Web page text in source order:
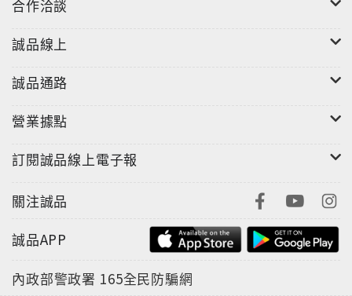
合作洽談
誠品線上
誠品通路
營業據點
訂閱誠品線上電子報
關注誠品
誠品APP
內政部警政署 165全民防騙網